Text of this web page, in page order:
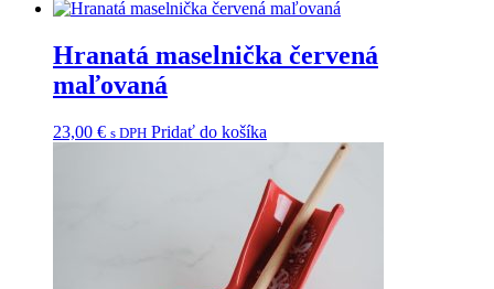
Hranatá maselnička červená
maľovaná
23,00 € s DPH Pridať do košíka